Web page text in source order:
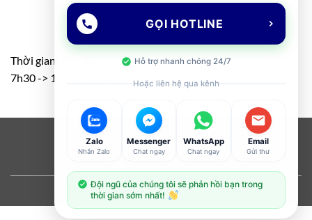
Thời gian: T2 – T7
7h30 -> 11h30 – 13h00 -> 17h00
Visa PayPal Stripe MasterCard
Cash
On
Delivery
Copyright 2026 ©Flatsome Theme
GỌI HOTLINE
Hỗ trợ nhanh chóng 24/7
Hoặc liên hệ qua kênh
Zalo
Nhắn Zalo
Messenger
Chat ngay
WhatsApp
Chat ngay
Email
Gửi thư
Đội ngũ của chúng tôi sẽ phản hồi bạn trong
thời gian sớm nhất!